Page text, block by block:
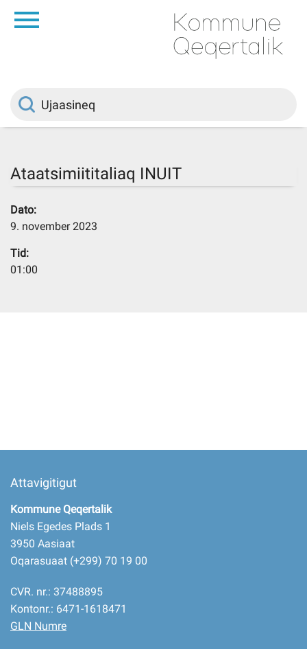
Innuttaasunut
Ileqqoreqqusat
Ataatsimiititaliaq INUIT
Dato:
9. november 2023
Tid:
01:00
Attavigitigut
Kommune Qeqertalik
Niels Egedes Plads 1
3950 Aasiaat
Oqarasuaat (+299) 70 19 00
CVR. nr.: 37488895
Kontonr.: 6471-1618471
GLN Numre